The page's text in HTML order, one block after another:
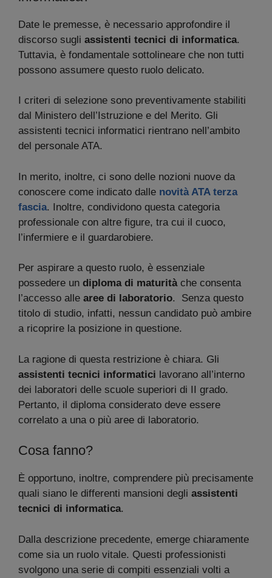
Date le premesse, è necessario approfondire il
discorso sugli assistenti tecnici di informatica.
Tuttavia, è fondamentale sottolineare che non tutti
possono assumere questo ruolo delicato.
I criteri di selezione sono preventivamente stabiliti
dal Ministero dell’Istruzione e del Merito. Gli
assistenti tecnici informatici rientrano nell’ambito
del personale ATA.
In merito, inoltre, ci sono delle nozioni nuove da
conoscere come indicato dalle novità ATA terza
fascia. Inoltre, condividono questa categoria
professionale con altre figure, tra cui il cuoco,
l’infermiere e il guardarobiere.
Per aspirare a questo ruolo, è essenziale
possedere un diploma di maturitàche consenta
l’accesso alle aree di laboratorio. Senza questo
titolo di studio, infatti, nessun candidato può ambire
a ricoprire la posizione in questione.
La ragione di questa restrizione è chiara. Gli
assistenti tecnici informatici lavorano all’interno
dei laboratori delle scuole superiori di II grado.
Pertanto, il diploma considerato deve essere
correlato a una o più aree di laboratorio.
Cosa fanno?
È opportuno, inoltre, comprendere più precisamente
quali siano le differenti mansioni degli assistenti
tecnici di informatica.
Dalla descrizione precedente, emerge chiaramente
come sia un ruolo vitale. Questi professionisti
svolgono una serie di compiti essenziali volti a